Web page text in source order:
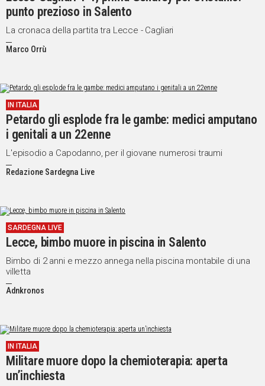
punto prezioso in Salento
La cronaca della partita tra Lecce - Cagliari
Marco Orrù
IN ITALIA
Petardo gli esplode fra le gambe: medici amputano
i genitali a un 22enne
L'episodio a Capodanno, per il giovane numerosi traumi
Redazione Sardegna Live
SARDEGNA LIVE
Lecce, bimbo muore in piscina in Salento
Bimbo di 2 anni e mezzo annega nella piscina montabile di una
villetta
Adnkronos
IN ITALIA
Militare muore dopo la chemioterapia: aperta
un’inchiesta